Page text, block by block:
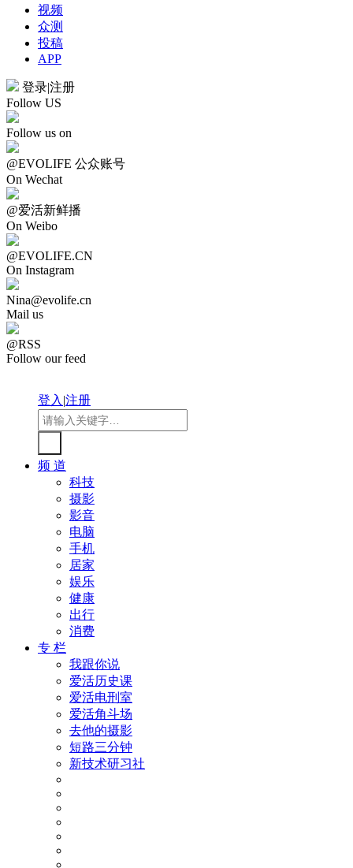
视频
众测
投稿
APP
登录|注册
Follow US
Follow us on
@EVOLIFE 公众账号
On Wechat
@爱活新鲜播
On Weibo
@EVOLIFE.CN
On Instagram
Nina@evolife.cn
Mail us
@RSS
Follow our feed
登入|注册
频 道
科技
摄影
影音
电脑
手机
居家
娱乐
健康
出行
消费
专 栏
我跟你说
爱活历史课
爱活电刑室
爱活角斗场
去他的摄影
短路三分钟
新技术研习社